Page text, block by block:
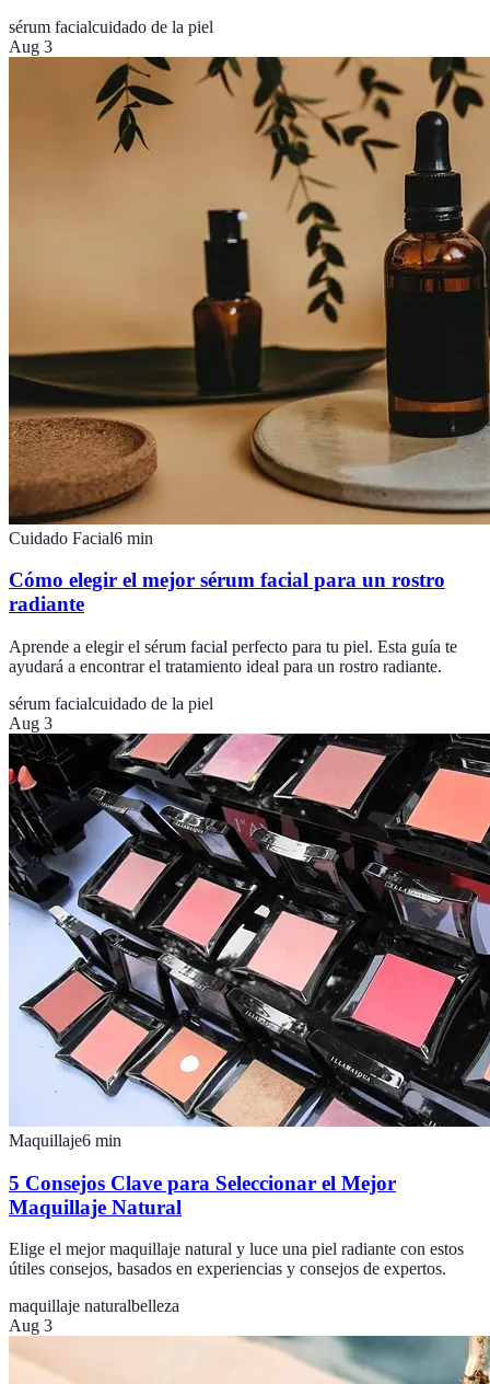
sérum facialcuidado de la piel
Aug 3
Cuidado Facial6 min
Cómo elegir el mejor sérum facial para un rostro
radiante
Aprende a elegir el sérum facial perfecto para tu piel. Esta guía te
ayudará a encontrar el tratamiento ideal para un rostro radiante.
sérum facialcuidado de la piel
Aug 3
Maquillaje6 min
5 Consejos Clave para Seleccionar el Mejor
Maquillaje Natural
Elige el mejor maquillaje natural y luce una piel radiante con estos
útiles consejos, basados en experiencias y consejos de expertos.
maquillaje naturalbelleza
Aug 3